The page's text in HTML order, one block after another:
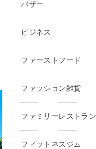
バザー
ビジネス
ファーストフード
ファッション雑貨
ファミリーレストラン
フィットネスジム